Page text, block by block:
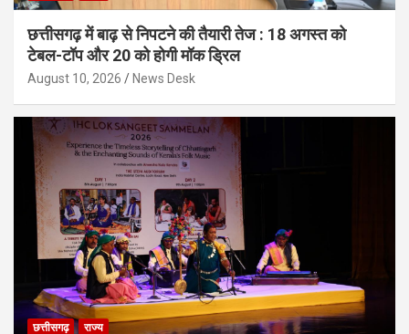
छत्तीसगढ़ में बाढ़ से निपटने की तैयारी तेज : 18 अगस्त को
टेबल-टॉप और 20 को होगी मॉक ड्रिल
August 10, 2026 News Desk
छत्तीसगढ़ राज्य